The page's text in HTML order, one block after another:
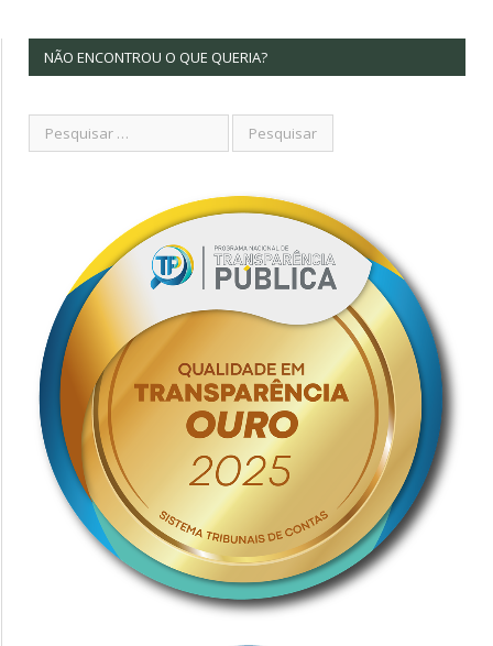
NÃO ENCONTROU O QUE QUERIA?